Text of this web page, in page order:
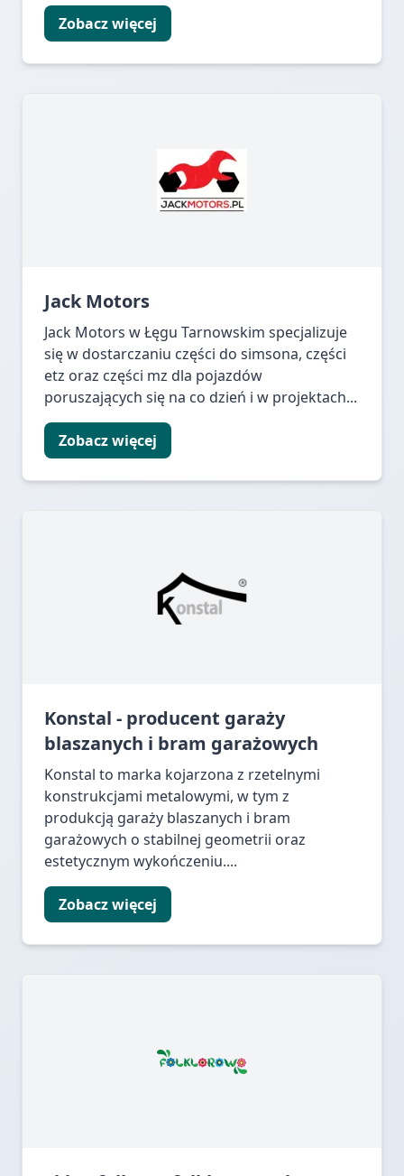
Zobacz więcej
Jack Motors
Jack Motors w Łęgu Tarnowskim specjalizuje
się w dostarczaniu części do simsona, części
etz oraz części mz dla pojazdów
poruszających się na co dzień i w projektach...
Zobacz więcej
Konstal - producent garaży
blaszanych i bram garażowych
Konstal to marka kojarzona z rzetelnymi
konstrukcjami metalowymi, w tym z
produkcją garaży blaszanych i bram
garażowych o stabilnej geometrii oraz
estetycznym wykończeniu....
Zobacz więcej